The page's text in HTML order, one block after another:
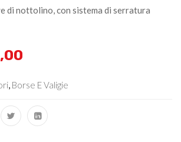
di nottolino, con sistema di serratura
, Borse E Valigie